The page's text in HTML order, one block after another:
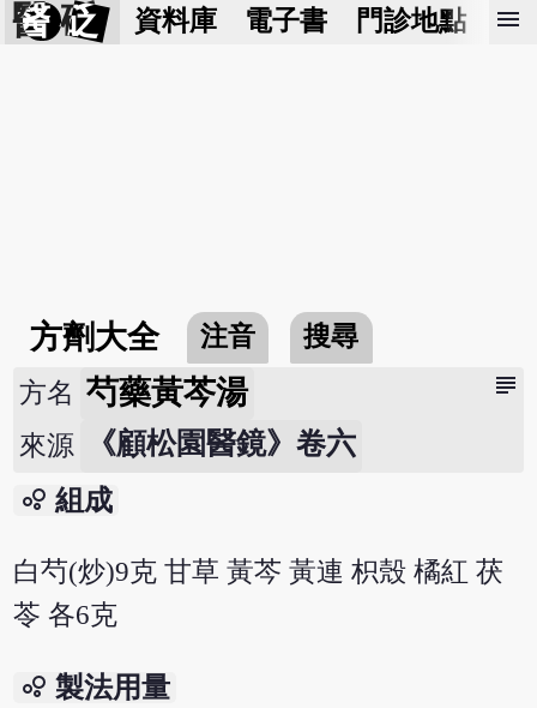
醫 砭 資料庫 電子書 門診地點 預
menu
方劑大全 注音 搜尋
subject
方名 芍藥黃芩湯
來源 《顧松園醫鏡》卷六
bubble_chart 組成
白芍(炒)9克 甘草 黃芩 黃連 枳殼 橘紅 茯
苓 各6克
bubble_chart 製法用量